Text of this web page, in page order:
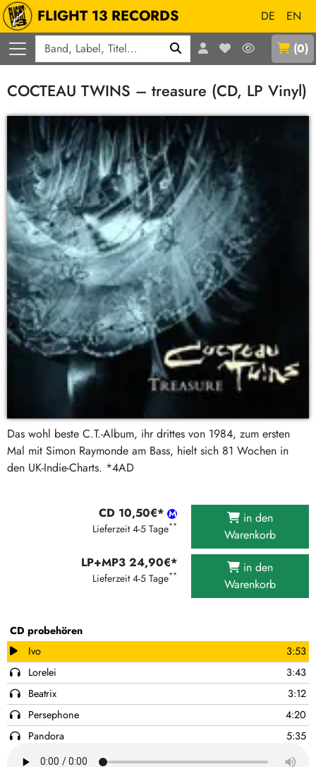
FLIGHT 13 RECORDS DE
EN
(0)
COCTEAU TWINS – treasure (CD, LP Vinyl)
Das wohl beste C.T.-Album, ihr drittes von 1984, zum ersten
Mal mit Simon Raymonde am Bass, hielt sich 81 Wochen in
den UK-Indie-Charts. *4AD
CD probehören
Ivo
3:53
Lorelei
3:43
Beatrix
3:12
Persephone
4:20
Pandora
5:35
Amelia
3:31
CD 10,50€*
Lieferzeit 4-5 Tage**
in den
Warenkorb
LP+MP3 24,90€*
Lieferzeit 4-5 Tage**
in den
Warenkorb